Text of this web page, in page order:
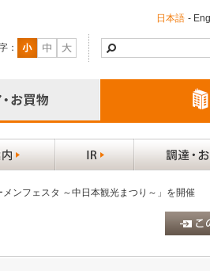
日本語 -
：
メンフェスタ ～中日本観光まつり～」を開催